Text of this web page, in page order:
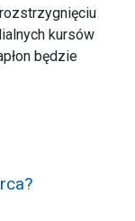
kursów
będzie